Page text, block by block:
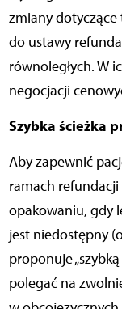
zmiany dotyczące
do ustawy
równoległych. W
negocjacji
Szybka ścieżka
Aby zapewnić
ramach
opakowaniu, gdy
jest niedostępny
proponuje
polegać na